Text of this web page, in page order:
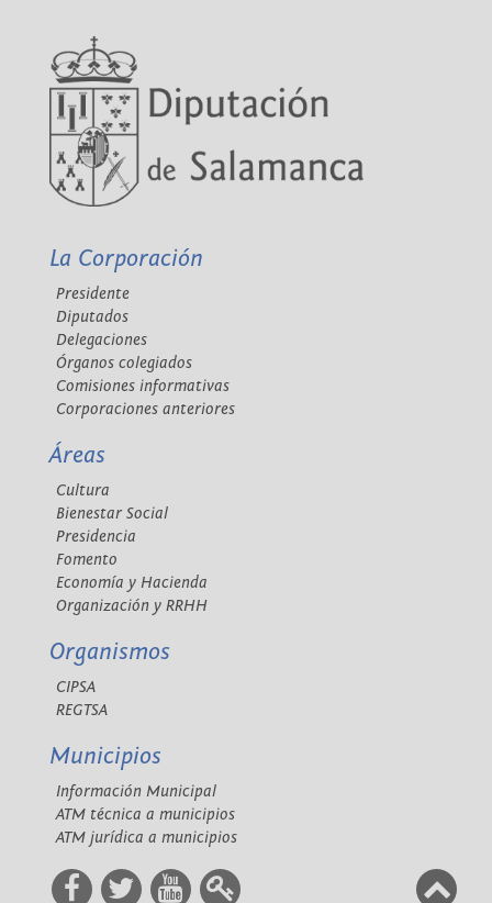
La Corporación
Presidente
Diputados
Delegaciones
Órganos colegiados
Comisiones informativas
Corporaciones anteriores
Áreas
Cultura
Bienestar Social
Presidencia
Fomento
Economía y Hacienda
Organización y RRHH
Organismos
CIPSA
REGTSA
Municipios
Información Municipal
ATM técnica a municipios
ATM jurídica a municipios